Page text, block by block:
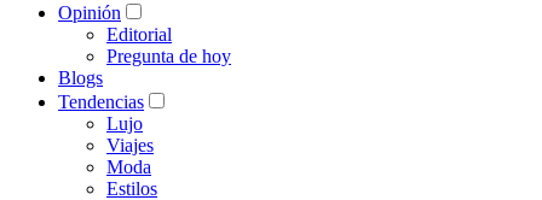
Opinión
Editorial
Pregunta de hoy
Blogs
Tendencias
Lujo
Viajes
Moda
Estilos